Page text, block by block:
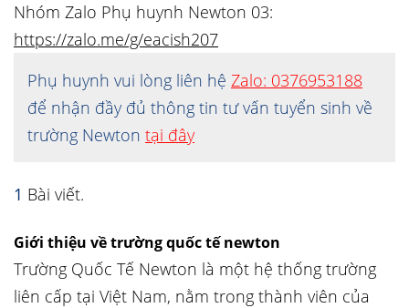
Nhóm Zalo Phụ huynh Newton 03:
https://zalo.me/g/eacish207
Phụ huynh vui lòng liên hệ Zalo: 0376953188
để nhận đầy đủ thông tin tư vấn tuyển sinh về
trường Newton tại đây
1 Bài viết.
Giới thiệu về trường quốc tế newton
Trường Quốc Tế Newton là một hệ thống trường
liên cấp tại Việt Nam, nằm trong thành viên của